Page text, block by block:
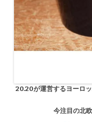
20.20が運営するヨーロ
今注目の北